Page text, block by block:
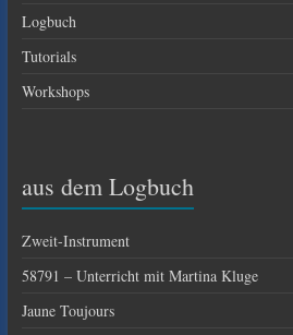
Logbuch
Tutorials
Workshops
aus dem Logbuch
Zweit-Instrument
58791 – Unterricht mit Martina Kluge
Jaune Toujours